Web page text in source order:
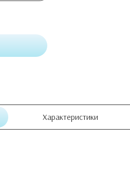
Характеристики